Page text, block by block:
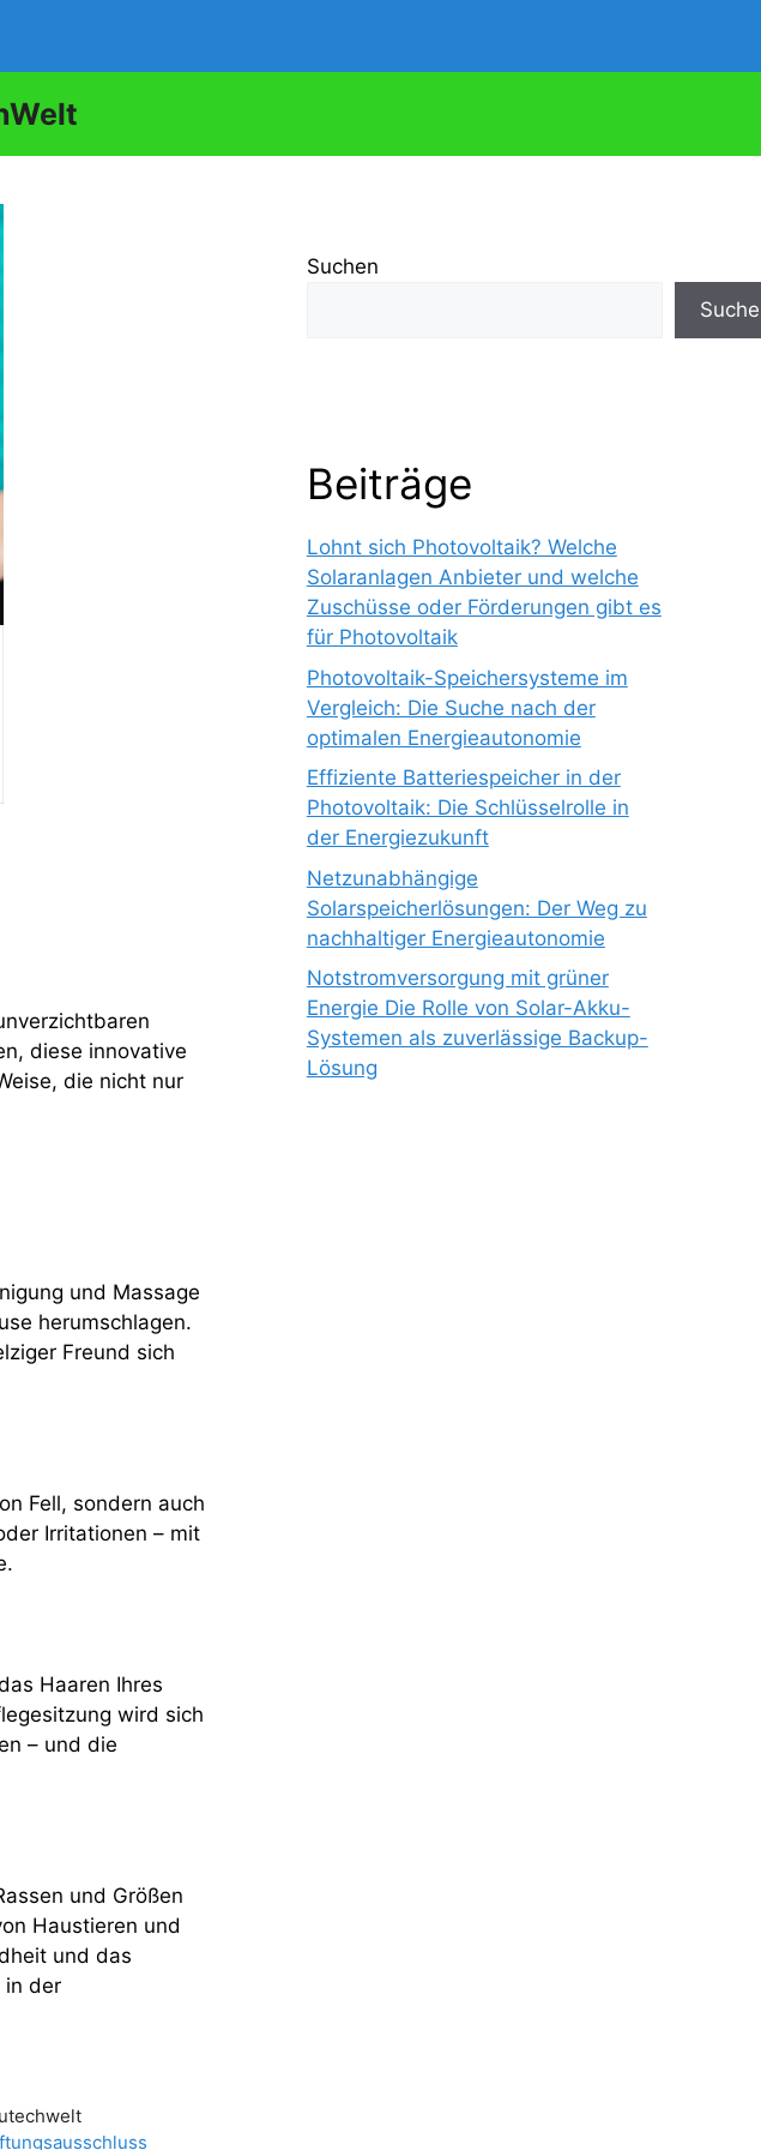
diese innovative
die nicht nur
und Massage
herumschlagen.
Freund sich
Fell, sondern auch
Irritationen – mit
Haaren Ihres
wird sich
– und die
und Größen
Haustieren und
und das
in der
Suchen
Beiträge
Lohnt sich Photovoltaik? Welche
Solaranlagen Anbieter und welche
Zuschüsse oder Förderungen gibt es
für Photovoltaik
Photovoltaik-Speichersysteme im
Vergleich: Die Suche nach der
optimalen Energieautonomie
Effiziente Batteriespeicher in der
Photovoltaik: Die Schlüsselrolle in
der Energiezukunft
Netzunabhängige
Solarspeicherlösungen: Der Weg zu
nachhaltiger Energieautonomie
Notstromversorgung mit grüner
Energie Die Rolle von Solar-Akku-
Systemen als zuverlässige Backup-
Lösung